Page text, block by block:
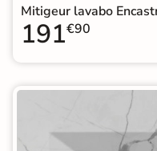
Mitigeur lavabo
191€90